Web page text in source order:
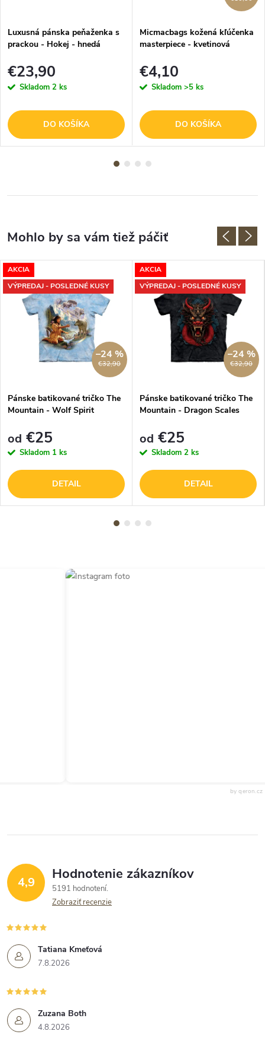
Luxusná pánska peňaženka s
prackou - Hokej - hnedá
€23,90
Skladom 2 ks
DO KOŠÍKA
Micmacbags kožená kľúčenka
masterpiece - kvetinová
€4,10
Skladom >5 ks
DO KOŠÍKA
AKCIA
VÝPREDAJ - POSLEDNÉ KUSY
€32,90
–24 %
Pánske batikované tričko The
Mountain - Wolf Spirit
od €25
Skladom 1 ks
DETAIL
AKCIA
VÝPREDAJ - POSLEDNÉ KUSY
€32,90
–24 %
Pánske batikované tričko The
Mountain - Dragon Scales
od €25
Skladom 2 ks
DETAIL
by qeron.cz
4,9 Hodnotenie zákazníkov
5191 hodnotení
Zobraziť recenzie
Tatiana Kmeťová
7.8.2026
Zuzana Both
4.8.2026